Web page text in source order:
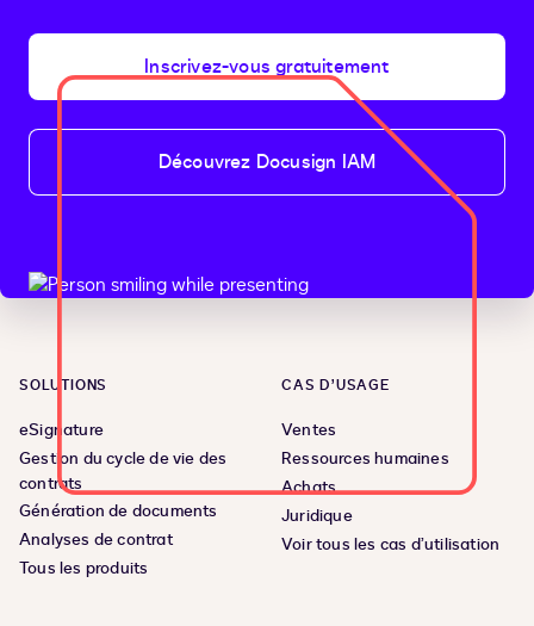
Inscrivez-vous gratuitement
Découvrez Docusign IAM
SOLUTIONS
eSignature
Gestion du cycle de vie des
contrats
Génération de documents
Analyses de contrat
Tous les produits
CAS D’USAGE
Ventes
Ressources humaines
Achats
Juridique
Voir tous les cas d’utilisation